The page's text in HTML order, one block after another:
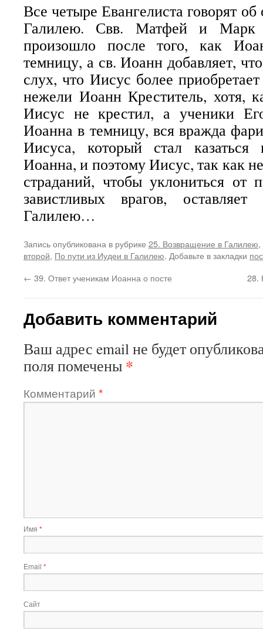
Все четыре Евангелиста говорят
Галилею. Свв. Матфей и Марк
произошло после того, как
темницу, а св. Иоанн добавляет,
слух, что Иисус более
нежели Иоанн Креститель, хотя,
Иисус не крестил, а ученики
Иоанна в темницу, вся вражда
Иисуса, который стал
Иоанна, и поэтому Иисус, так как
страданий, чтобы уклониться от
завистливых врагов,
Галилею…
Запись опубликована в рубрике 25. Возвращение в Галилею,
второй, По пути из Иудеи в Галилею. Добавьте в закладки
← 39. Ответ ученикам Иоанна о посте 28.
Добавить комментарий
Ваш адрес email не будет
поля помечены *
Комментарий *
Имя *
Email *
Сайт